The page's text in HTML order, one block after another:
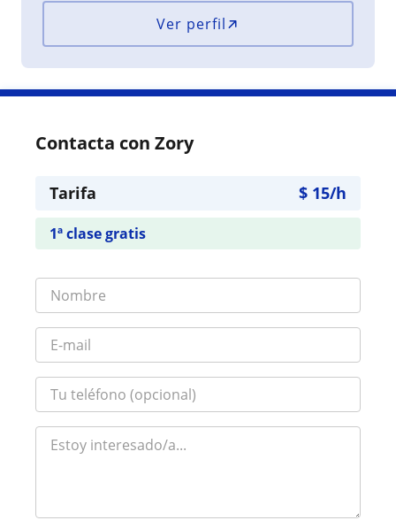
Ver perfil
Contacta con Zory
Tarifa $ 15/h
1ª clase gratis